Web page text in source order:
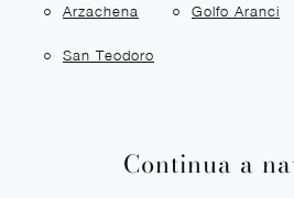
Arzachena Golfo Aranci
San Teodoro
Continua a